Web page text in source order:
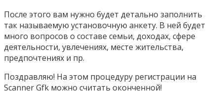
После этого вам нужно будет детально заполнить
так называемую установочную анкету. В ней будет
много вопросов о составе семьи, доходах, сфере
деятельности, увлечениях, месте жительства,
предпочтениях и пр.
Поздравляю! На этом процедуру регистрации на
Scanner Gfk можно считать оконченной!